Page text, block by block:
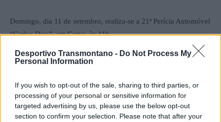
Desportivo Transmontano - Do Not Process My
Personal Information
If you wish to opt-out of the sale, sharing to third parties, or
processing of your personal or sensitive information for
targeted advertising by us, please use the below opt-out
section to confirm your selection. Please note that after your
Domingo, dia 11 de setembro, realiza-se a 21ª Perícia Automóvel
“Carlos Dias”, em Cerva, às 11h.